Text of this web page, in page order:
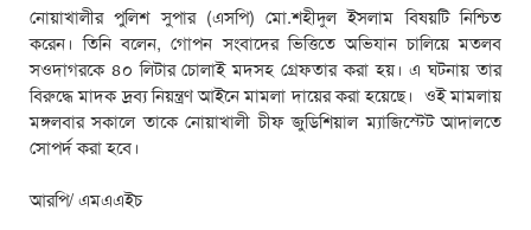
নোয়াখালীর পুলিশ সুপার (এসপি) মো.শহীদুল ইসলাম বিষয়টি নিশ্চিত
করেন। তিনি বলেন, গোপন সংবাদের ভিত্তিতে অভিযান চালিয়ে মতলব
সওদাগরকে ৪০ লিটার চোলাই মদসহ গ্রেফতার করা হয়। এ ঘটনায় তার
বিরুদ্ধে মাদক দ্রব্য নিয়ন্ত্রণ আইনে মামলা দায়ের করা হয়েছে। ওই মামলায়
মঙ্গলবার সকালে তাকে নোয়াখালী চীফ জুডিশিয়াল ম্যাজিস্টেট আদালতে
সোপর্দ করা হবে।
আরপি/ এমএএইচ